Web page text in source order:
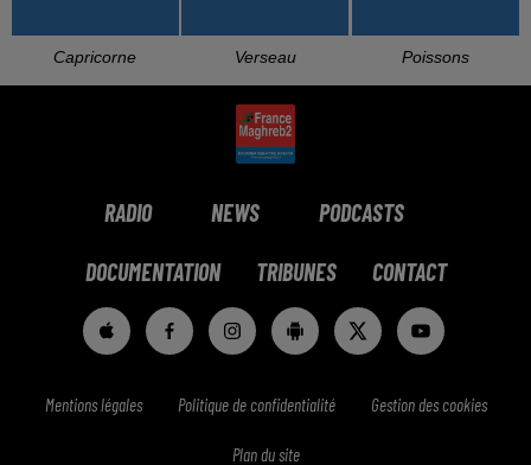
Capricorne Verseau Poissons
RADIO NEWS PODCASTS
DOCUMENTATION TRIBUNES CONTACT
Mentions légales Politique de confidentialité Gestion des cookies
Plan du site